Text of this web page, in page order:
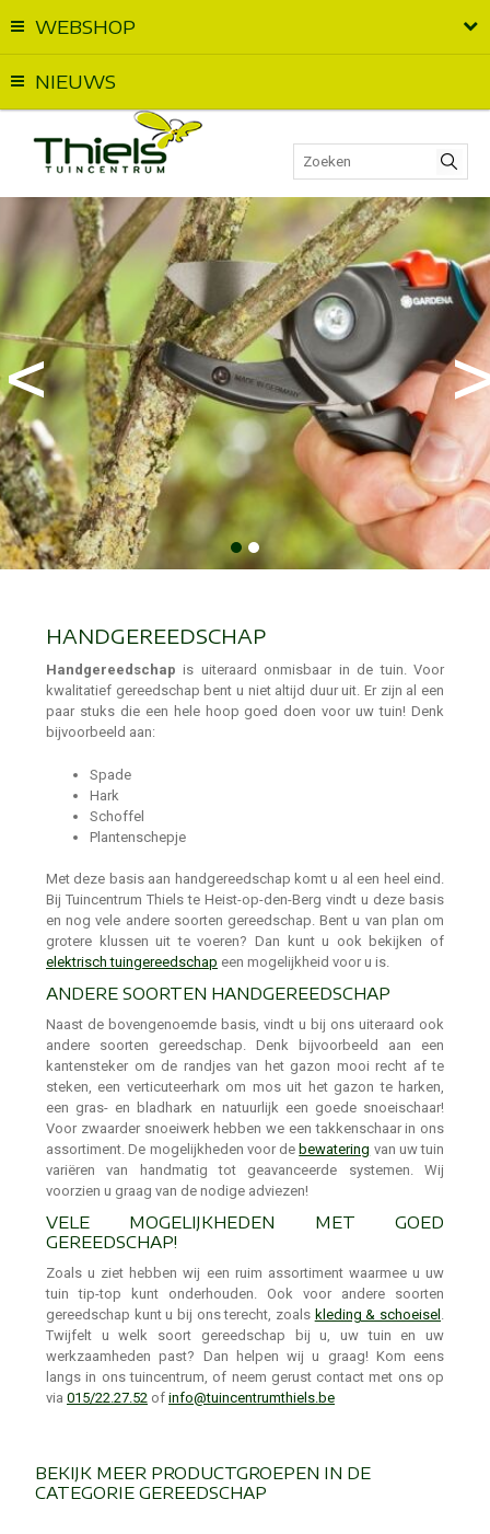
WEBSHOP
NIEUWS
HANDGEREEDSCHAP
Handgereedschapis uiteraard onmisbaar in de tuin. Voor
kwalitatief gereedschap bent u niet altijd duur uit. Er zijn al een
paar stuks die een hele hoop goed doen voor uw tuin! Denk
bijvoorbeeld aan:
Spade
Hark
Schoffel
Plantenschepje
Met deze basis aan handgereedschap komt u al een heel eind.
Bij Tuincentrum Thiels te Heist-op-den-Berg vindt u deze basis
en nog vele andere soorten gereedschap. Bent u van plan om
grotere klussen uit te voeren? Dan kunt u ook bekijken of
elektrisch tuingereedschap een mogelijkheid voor u is.
ANDERE SOORTEN HANDGEREEDSCHAP
Naast de bovengenoemde basis, vindt u bij ons uiteraard ook
andere soorten gereedschap. Denk bijvoorbeeld aan een
kantensteker om de randjes van het gazon mooi recht af te
steken, een verticuteerhark om mos uit het gazon te harken,
een gras- en bladhark en natuurlijk een goede snoeischaar!
Voor zwaarder snoeiwerk hebben we een takkenschaar in ons
assortiment. De mogelijkheden voor de bewatering van uw tuin
variëren van handmatig tot geavanceerde systemen. Wij
voorzien u graag van de nodige adviezen!
VELE MOGELIJKHEDEN MET GOED
GEREEDSCHAP!
Zoals u ziet hebben wij een ruim assortiment waarmee u uw
tuin tip-top kunt onderhouden. Ook voor andere soorten
gereedschap kunt u bij ons terecht, zoals kleding & schoeisel .
Twijfelt u welk soort gereedschap bij u, uw tuin en uw
werkzaamheden past? Dan helpen wij u graag! Kom eens
langs in ons tuincentrum, of neem gerust contact met ons op
via 015/22.27.52 of info@tuincentrumthiels.be
BEKIJK MEER PRODUCTGROEPEN IN DE
CATEGORIE GEREEDSCHAP